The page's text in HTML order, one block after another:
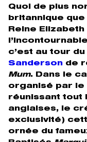
Quoi de plus
britannique
Reine Elizabeth
l’incontournable
c’est au tour
Sanderson de
Mum. Dans le
organisé par le
réunissant tout
anglaises, le
exclusivité)
ornée du